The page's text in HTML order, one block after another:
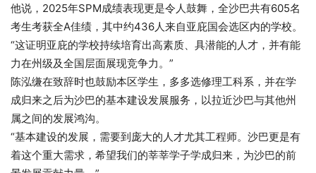
他说，2025年SPM成绩表现更是令人鼓舞，全沙巴共有605名
考生考获全A佳绩，其中约436人来自亚庇国会选区内的学校。
“这证明亚庇的学校持续培育出高素质、具潜能的人才，并有能
力在州级及全国层面展现竞争力。”
陈泓缣在致辞时也鼓励本区学生，多多选修理工科系，并在学
成归来之后为沙巴的基本建设发展服务，以拉近沙巴与其他州
属之间的发展鸿沟。
“基本建设的发展，需要到庞大的人才尤其工程师。沙巴更是有
着这个重大需求，希望我们的莘莘学子学成归来，为沙巴的前